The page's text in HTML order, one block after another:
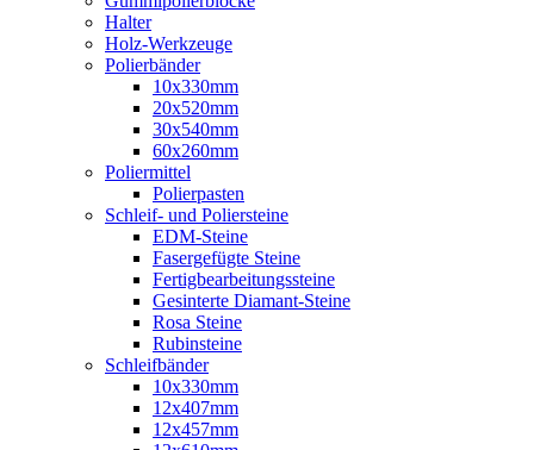
Halter
Holz-Werkzeuge
Polierbänder
10x330mm
20x520mm
30x540mm
60x260mm
Poliermittel
Polierpasten
Schleif- und Poliersteine
EDM-Steine
Fasergefügte Steine
Fertigbearbeitungssteine
Gesinterte Diamant-Steine
Rosa Steine
Rubinsteine
Schleifbänder
10x330mm
12x407mm
12x457mm